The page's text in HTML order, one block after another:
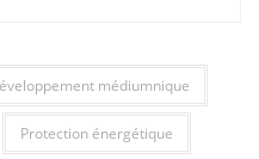
médiumnique
Protection énergétique